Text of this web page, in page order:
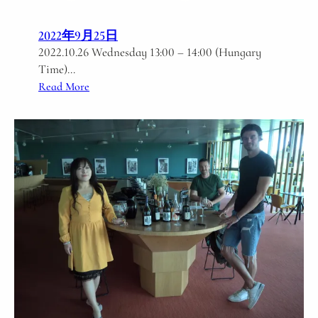
a
s
ョ
ン
地
方
の
ワ
イ
ン
2022年9月25日
2022.10.26 Wednesday 13:00 – 14:00 (Hungary
Time)…
Read More
u
s
a
i
n
a
e
w
i